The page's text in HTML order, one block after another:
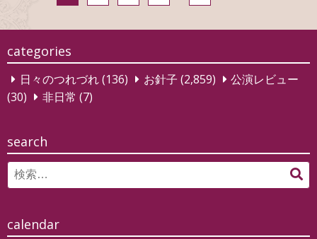
の
ペ
ー
ジ
り
categories
日々のつれづれ(136) お針子 (2,859)
公演レビュー
(30)
非日常 (7)
search
Search
for:
検
calendar